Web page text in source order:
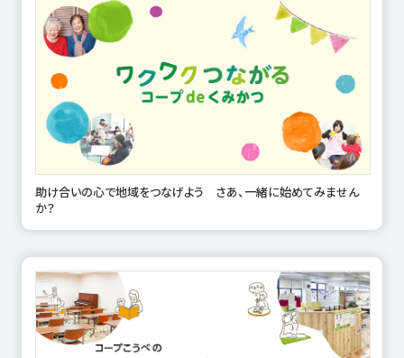
助け合いの心で地域をつなげよう さあ、一緒に始めてみません
か？